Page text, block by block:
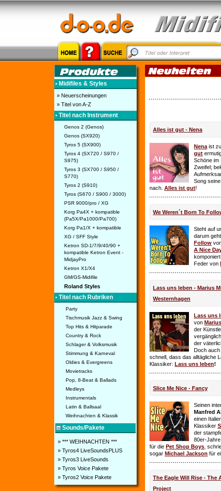
• Midifiles & Styles
» Neuerscheinungen
» Titel von A-Z
• Titel nach Instrument
Genos 2 (Genos)
Genos (SX920)
Tyros 5 (SX900)
Tyros 4 (SX720 / S970 /
S975)
Tyros 3 (SX700 / S950 /
S770)
Tyros 2 (S910)
Tyros (S670 / S900 / 3000)
PSR 9000/pro / XG
Korg Pa4X + kompatible
(Pa5X/Pa1000/Pa700)
Korg Pa1/X + kompatible
XG / SFF Style
Ketron SD-1/7/9/40/90 +
kompatible Ketron Event -
MidjayPro
Ketron X1/X4
GM/GS-Midifile
Roland Styles
• Titel nach Rubriken
Party
Tischmusik Jazz & Swing
Top Hits & Hitparade
Country & Rock
Schlager & Volksmusik
Stimmung & Karneval
Oldies & Evergreens
Movietracks
Pop, 8-Beat & Ballads
Medleys
Instrumentals
Latin & Ballsaal
Weihnachten & Klassik
Sounds/Pakete
» *** WEIHNACHTEN ***
» Tyros4 LiveSoundsPLUS
» Tyros3 LiveSounds
» Tyros Voice Pakete
» Tyros2 Voice Pakete
Alles ist gut - Nena
Nena ist
gut
Schöne im
Zweifel;
Song
nach. Alles ist gut!
We Weren´t Born To
Steht auf
darum
Follow
A Nice
Feder von
Lass uns leben - Marius
Westernhagen
Lass uns
von
der
der
Doch auch
schnell, dass das alltägliche
Klassiker: Lass uns leben!
Slice Me Nice - Fancy
Seinen
Manfred
einen
Klassiker
der
80er-
für die Pet Shop Boys ,
sogar Michael Jackson für
The Eagle Will Rise - The
Project